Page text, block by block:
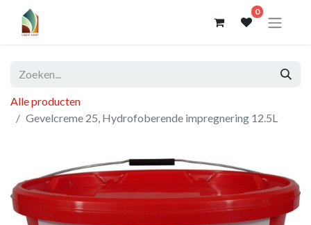
0
Alle producten
Gevelcreme 25, Hydrofoberende impregnering 12.5L